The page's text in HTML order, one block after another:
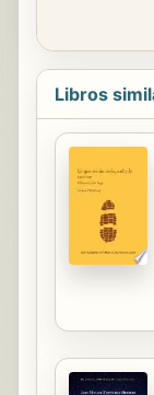
Libros